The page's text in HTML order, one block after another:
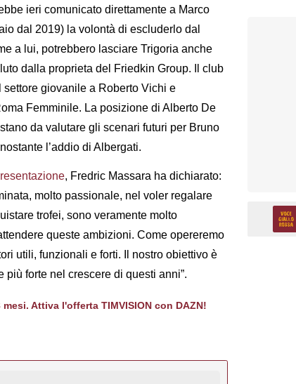
ieri comunicato direttamente a Marco
dal 2019) la volontà di escluderlo dal
a lui, potrebbero lasciare Trigoria anche
dalla proprieta del Friedkin Group. Il club
giovanile a Roberto Vichi e
Femminile. La posizione di Alberto De
da valutare gli scenari futuri per Bruno
l’addio di Albergati.
, Fredric Massara ha dichiarato:
molto passionale, nel voler regalare
trofei, sono veramente molto
queste ambizioni. Come opereremo
utili, funzionali e forti. Il nostro obiettivo è
forte nel crescere di questi anni”.
Attiva l'offerta TIMVISION con DAZN!